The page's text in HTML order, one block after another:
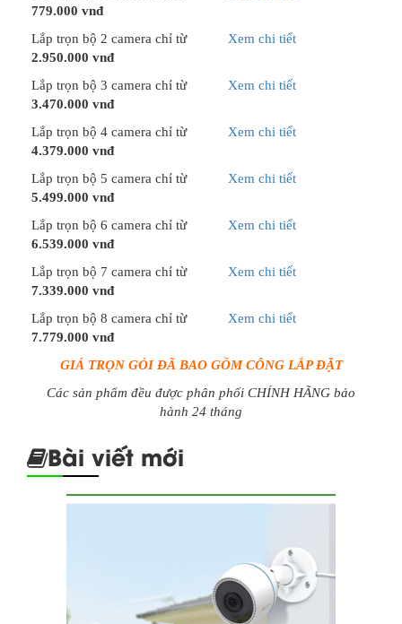
779.000 vnđ
Lắp trọn bộ 2 camera chỉ từ
2.950.000 vnđ
Xem chi tiết
Lắp trọn bộ 3 camera chỉ từ
3.470.000 vnđ
Xem chi tiết
Lắp trọn bộ 4 camera chỉ từ
4.379.000 vnđ
Xem chi tiết
Lắp trọn bộ 5 camera chỉ từ
5.499.000 vnđ
Xem chi tiết
Lắp trọn bộ 6 camera chỉ từ
6.539.000 vnđ
Xem chi tiết
Lắp trọn bộ 7 camera chỉ từ
7.339.000 vnđ
Xem chi tiết
Lắp trọn bộ 8 camera chỉ từ
7.779.000 vnđ
Xem chi tiết
GIÁ TRỌN GÓI ĐÃ BAO GỒM CÔNG LẮP ĐẶT
Các sản phẩm đều được phân phối CHÍNH HÃNG bảo
hành 24 tháng
Bài viết mới